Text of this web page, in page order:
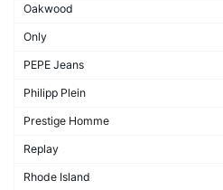
Oakwood
Only
PEPE Jeans
Philipp Plein
Prestige Homme
Replay
Rhode Island